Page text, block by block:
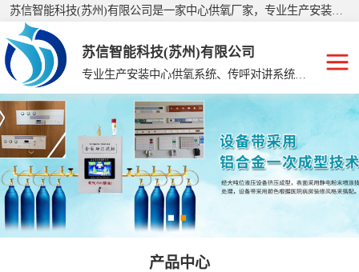
苏信智能科技(苏州)有限公司
产品中心
中心供氧系统
呼叫对讲系统
气体终端
护理设备带